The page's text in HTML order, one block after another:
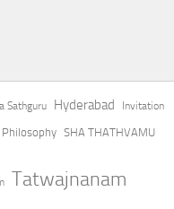
Sathguru Hyderabad Invitation
Philosophy SHA THATHVAMU
Tatwajnanam